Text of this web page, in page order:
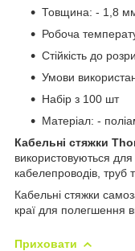
Товщина: - 1,8
Робоча
Стійкість до
Умови
Набір з 100 шт
Матеріал: -
Кабельні стяжки
використовуються для
кабелепроводів, труб
Кабельні стяжки
краї для полегшення
Приховати